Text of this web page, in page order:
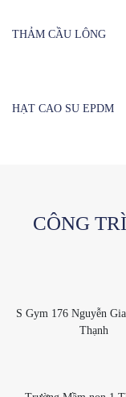
THẢM CẦU LÔNG
HẠT CAO SU EPDM
CÔNG
S Gym 176 Nguyễn
Thạnh